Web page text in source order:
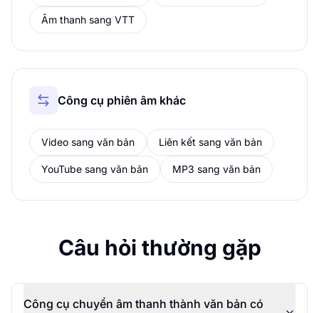
Âm thanh sang VTT
Công cụ phiên âm khác
Video sang văn bản Liên kết sang văn bản
YouTube sang văn bản MP3 sang văn bản
Câu hỏi thường gặp
Công cụ chuyển âm thanh thành văn bản có